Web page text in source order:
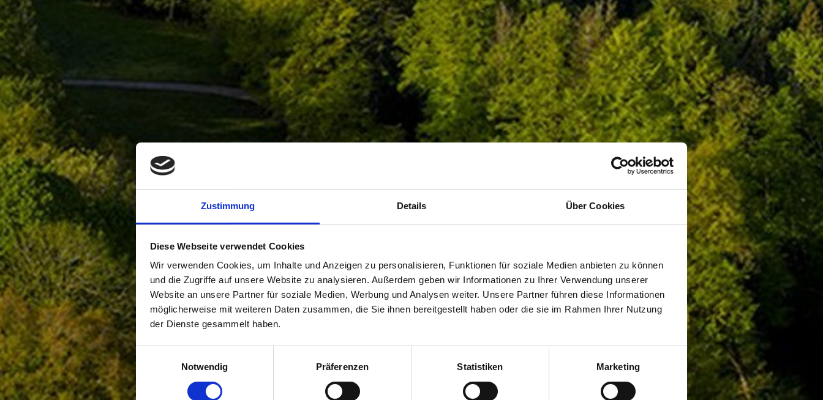
Zustimmung Details Über Cookies
Diese Webseite verwendet Cookies
Wir verwenden Cookies, um Inhalte und Anzeigen zu personalisieren, Funktionen für soziale Medien anbieten zu können
und die Zugriffe auf unsere Website zu analysieren. Außerdem geben wir Informationen zu Ihrer Verwendung unserer
Website an unsere Partner für soziale Medien, Werbung und Analysen weiter. Unsere Partner führen diese Informationen
möglicherweise mit weiteren Daten zusammen, die Sie ihnen bereitgestellt haben oder die sie im Rahmen Ihrer Nutzung
der Dienste gesammelt haben.
Notwendig
Präferenzen Statistiken Marketing